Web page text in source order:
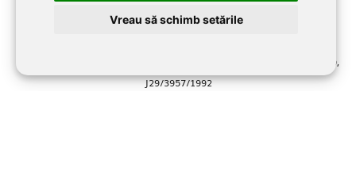
Vreau să schimb setările
©2026 BRADUL MANECIU SRL toate drepturile rezervate RO2701219,
J29/3957/1992